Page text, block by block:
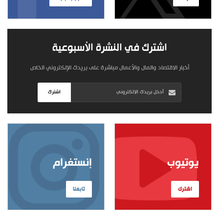
اشترك في النشرة الأسبوعية
أخبار الاقتصاد والمال والأعمال مباشرة على بريدك الإلكتروني الخاص
اشترك
إنستغرام
تابعنا
يوتيوب
اشترك